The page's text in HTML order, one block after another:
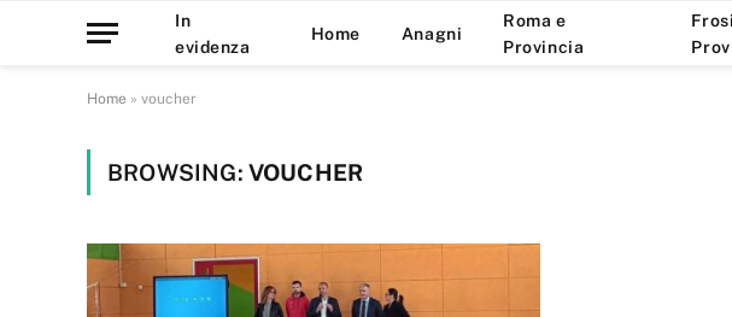
In
evidenza
Home Anagni
Roma e
Provincia
Home » voucher
BROWSING: VOUCHER